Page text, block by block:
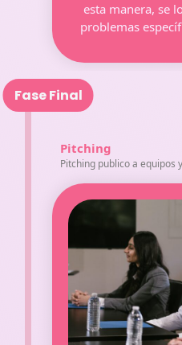
esta manera, se
problemas
Fase Final
Pitching
Pitching publico a equipos